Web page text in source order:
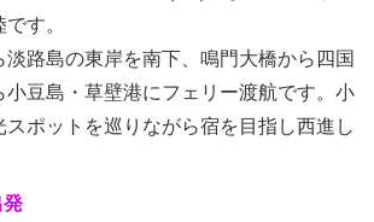
す。
淡路島の東岸を南下、鳴門大橋から四国
小豆島・草壁港にフェリー渡航です。小
スポットを巡りながら宿を目指し西進し
発